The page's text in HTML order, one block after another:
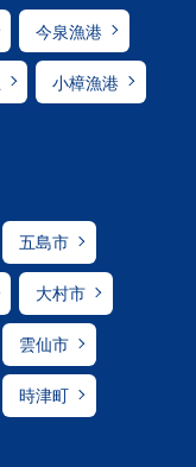
今泉漁港
小樟漁港
五島市
大村市
雲仙市
時津町